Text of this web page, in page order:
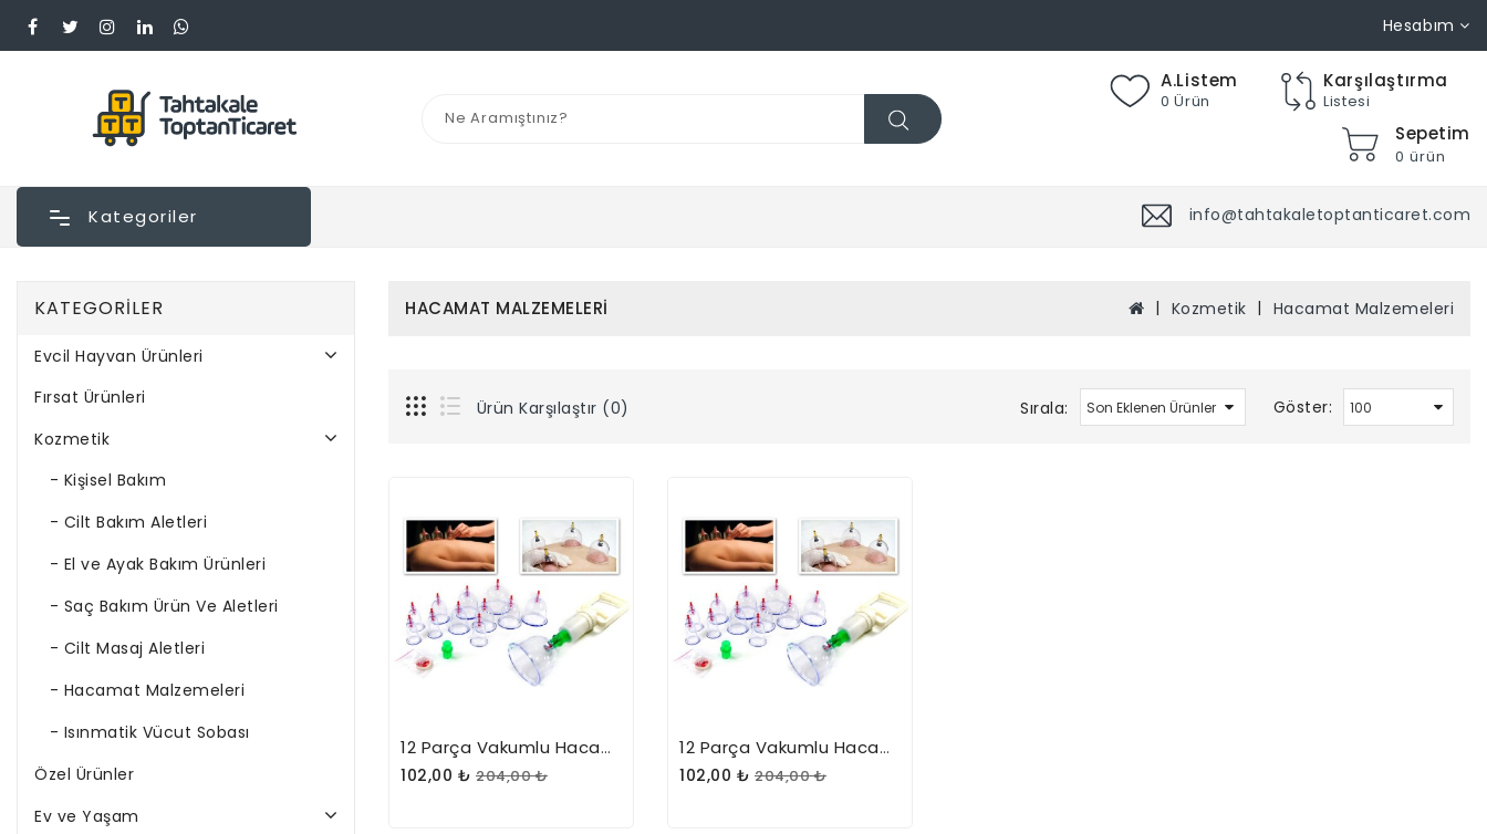
Hesabım
A.Listem
0 Ürün
Karşılaştırma
Listesi
Sepetim
0 ürün
Kategoriler info@tahtakaletoptanticaret.com
KATEGORILER
Evcil Hayvan Ürünleri
Fırsat Ürünleri
Kozmetik
- Kişisel Bakım
- Cilt Bakım Aletleri
- El ve Ayak Bakım Ürünleri
- Saç Bakım Ürün Ve Aletleri
- Cilt Masaj Aletleri
- Hacamat Malzemeleri
- Isınmatik Vücut Sobası
Özel Ürünler
Ev ve Yaşam
HACAMAT MALZEMELERI Kozmetik Hacamat Malzemeleri
Ürün Karşılaştır (0) Sırala: Göster:
12 Parça Vakumlu Hacamat Kupa Çekme Seti
102,00 ₺ 204,00 ₺
12 Parça Vakumlu Hacamat Kupa Çekme Seti
102,00 ₺ 204,00 ₺